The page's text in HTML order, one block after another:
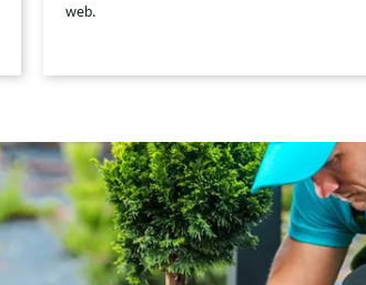
web.